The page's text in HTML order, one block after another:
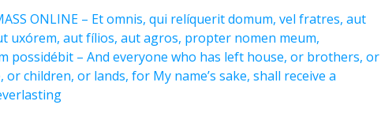
ONLINE – Et omnis, qui relíquerit domum, vel fratres, aut
uxórem, aut fílios, aut agros, propter nomen meum,
possidébit – And everyone who has left house, or brothers, or
children, or lands, for My name’s sake, shall receive a